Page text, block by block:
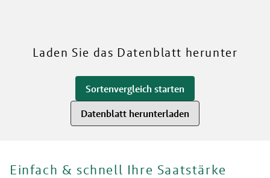
Mehr über unsere Sorten
Laden Sie das Datenblatt herunter
Sortenvergleich starten
Datenblatt herunterladen
Einfach & schnell Ihre Saatstärke